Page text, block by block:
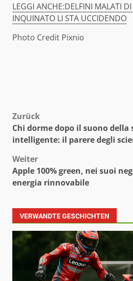
LEGGI ANCHE:DELFINI MALATI
INQUINATO LI STA UCCIDENDO
Photo Credit Pixnio
Beitragsnavigation
Zurück
Chi dorme dopo il suono della
intelligente: il parere degli
Weiter
Apple 100% green, nei suoi
energia rinnovabile
VERWANDTE GESCHICHTEN